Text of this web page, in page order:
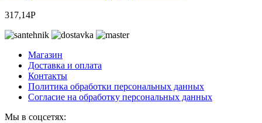
317,14Р
Магазин
Доставка и оплата
Контакты
Политика обработки персональных данных
Согласие на обработку персональных данных
Мы в соцсетях: